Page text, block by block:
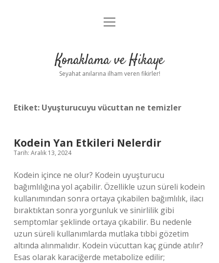
Anasayfa
Yasal Uyarı
menüyü
Konaklama ve Hikaye
Seyahat anılarına ilham veren fikirler!
Etiket: Uyuşturucuyu vücuttan ne temizler
Kodein Yan Etkileri Nelerdir
Tarih: Aralık 13, 2024
Kodein içince ne olur? Kodein uyuşturucu
bağımlılığına yol açabilir. Özellikle uzun süreli kodein
kullanımından sonra ortaya çıkabilen bağımlılık, ilacı
bıraktıktan sonra yorgunluk ve sinirlilik gibi
semptomlar şeklinde ortaya çıkabilir. Bu nedenle
uzun süreli kullanımlarda mutlaka tıbbi gözetim
altında alınmalıdır. Kodein vücuttan kaç günde atılır?
Esas olarak karaciğerde metabolize edilir;